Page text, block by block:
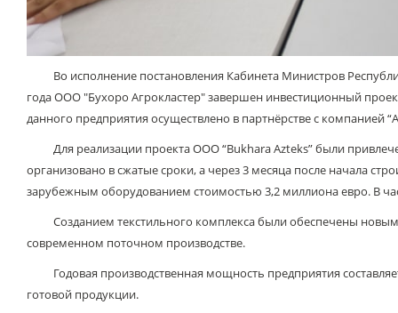
Во исполнение постановления Кабинета Министров
года ООО "Бухоро Агрокластер" завершен инвестиционный
данного предприятия осуществлено в партнёрстве с компанией
Для реализации проекта ООО “Bukhara Azteks” были
организовано в сжатые сроки, а через 3 месяца после начала
зарубежным оборудованием стоимостью 3,2 миллиона евро. В
Созданием текстильного комплекса были обеспечены
современном поточном производстве.
Годовая производственная мощность предприятия
готовой продукции.